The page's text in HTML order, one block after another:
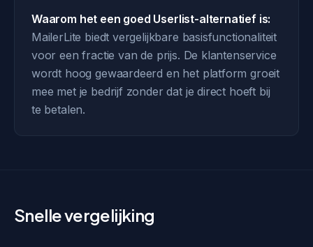
Waarom het een goed Userlist-alternatief is:
MailerLite biedt vergelijkbare basisfunctionaliteit
voor een fractie van de prijs. De klantenservice
wordt hoog gewaardeerd en het platform groeit
mee met je bedrijf zonder dat je direct hoeft bij
te betalen.
Snelle vergelijking